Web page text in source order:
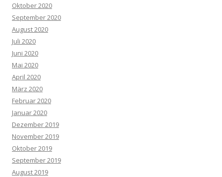
Oktober 2020
September 2020
August 2020
Juli 2020
Juni 2020
Mai 2020
April 2020
März 2020
Februar 2020
Januar 2020
Dezember 2019
November 2019
Oktober 2019
September 2019
August 2019